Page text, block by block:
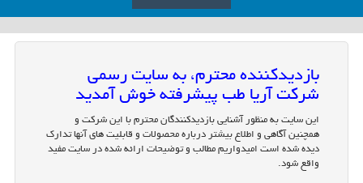
بازدیدکننده محترم، به سایت رسمی
شرکت آریا طب پیشرفته خوش آمدید
این سایت به منظور آشنایی بازدیدکنندگان محترم با این شرکت و
همچنین آگاهی و اطلاع بیشتر درباره محصولات و قابلیت های آنها تدارک
دیده شده است امیدواریم مطالب و توضیحات ارائه شده در سایت مفید
واقع شود.